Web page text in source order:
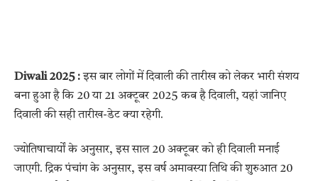
Diwali 2025 :इस बार लोगों में दिवाली की तारीख को लेकर भारी संशय
बना हुआ है कि 20 या 21 अक्टूबर 2025 कब है दिवाली, यहां जानिए
दिवाली की सही तारीख-डेट क्या रहेगी.
ज्योतिषाचार्यों के अनुसार, इस साल 20 अक्टूबर को ही दिवाली मनाई
जाएगी. द्रिक पंचांग के अनुसार, इस वर्ष अमावस्या तिथि की शुरुआत 20